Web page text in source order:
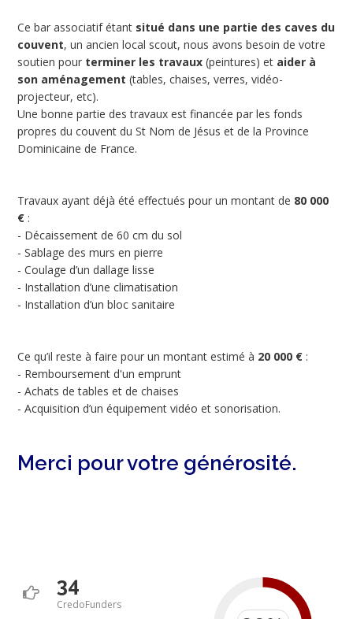
Ce bar associatif étant situé dans une partie des caves du
couvent, un ancien local scout, nous avons besoin de votre
soutien pour terminer les travaux (peintures) et aider à
son aménagement (tables, chaises, verres, vidéo-
projecteur, etc).
Une bonne partie des travaux est financée par les fonds
propres du couvent du St Nom de Jésus et de la Province
Dominicaine de France.
Travaux ayant déjà été effectués pour un montant de 80 000
€ :
- Décaissement de 60 cm du sol
- Sablage des murs en pierre
- Coulage d’un dallage lisse
- Installation d’une climatisation
- Installation d’un bloc sanitaire
Ce qu’il reste à faire pour un montant estimé à 20 000 € :
- Remboursement d'un emprunt
- Achats de tables et de chaises
- Acquisition d’un équipement vidéo et sonorisation.
Merci pour votre générosité.
34
CredoFunders